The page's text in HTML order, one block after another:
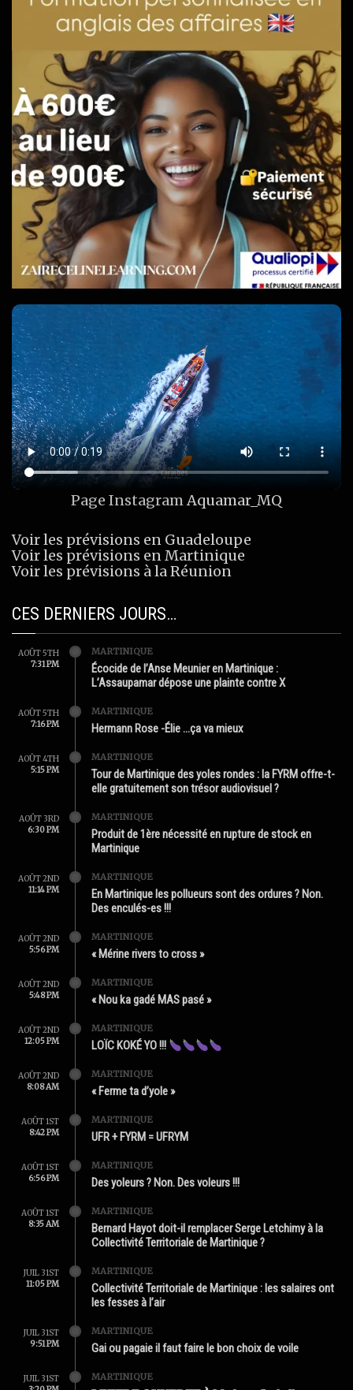
Page InstagramAquamar_MQ
Voir les prévisions en Guadeloupe
Voir les prévisions en Martinique
Voir les prévisions à la Réunion
CES DERNIERS JOURS…
AOÛT 5TH
7:31 PM
MARTINIQUE
Écocide de l’Anse Meunier en Martinique :
L’Assaupamar dépose une plainte contre X
AOÛT 5TH
7:16 PM
MARTINIQUE
Hermann Rose -Élie …ça va mieux
AOÛT 4TH
5:15 PM
MARTINIQUE
Tour de Martinique des yoles rondes : la FYRM offre-t-
elle gratuitement son trésor audiovisuel ?
AOÛT 3RD
6:30 PM
MARTINIQUE
Produit de 1ère nécessité en rupture de stock en
Martinique
AOÛT 2ND
11:14 PM
MARTINIQUE
En Martinique les pollueurs sont des ordures ? Non.
Des enculés-es !!!
AOÛT 2ND
5:56 PM
MARTINIQUE
« Mérine rivers to cross »
AOÛT 2ND
5:48 PM
MARTINIQUE
« Nou ka gadé MAS pasé »
AOÛT 2ND
12:05 PM
MARTINIQUE
LOÏC KOKÉ YO !!!
AOÛT 2ND
8:08 AM
MARTINIQUE
« Ferme ta d’yole »
AOÛT 1ST
8:42 PM
MARTINIQUE
UFR + FYRM = UFRYM
AOÛT 1ST
6:56 PM
MARTINIQUE
Des yoleurs ? Non. Des voleurs !!!
AOÛT 1ST
8:35 AM
MARTINIQUE
Bernard Hayot doit-il remplacer Serge Letchimy à la
Collectivité Territoriale de Martinique ?
JUIL 31ST
11:05 PM
MARTINIQUE
Collectivité Territoriale de Martinique : les salaires ont
les fesses à l’air
JUIL 31ST
9:51 PM
MARTINIQUE
Gai ou pagaie il faut faire le bon choix de voile
JUIL 31ST
MARTINIQUE